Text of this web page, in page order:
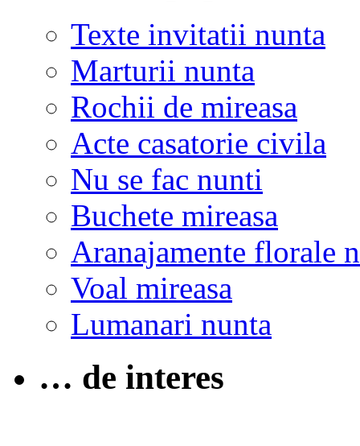
Texte invitatii nunta
Marturii nunta
Rochii de mireasa
Acte casatorie civila
Nu se fac nunti
Buchete mireasa
Aranajamente florale
Voal mireasa
Lumanari nunta
… de interes